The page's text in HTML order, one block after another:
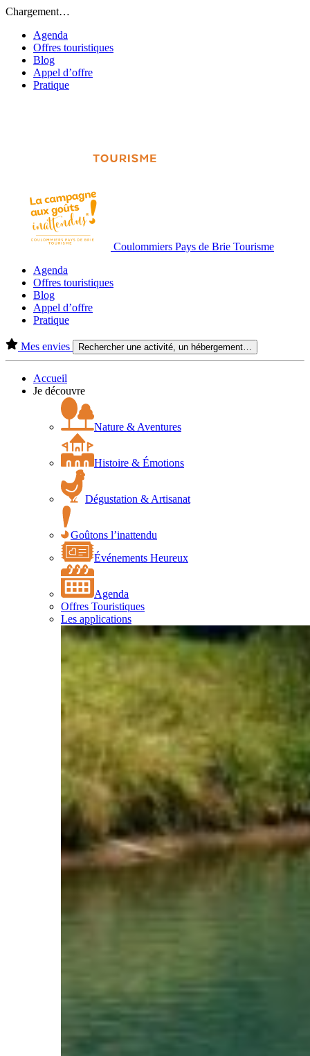
Chargement…
Agenda
Offres touristiques
Blog
Appel d’offre
Pratique
Coulommiers Pays de Brie Tourisme
Agenda
Offres touristiques
Blog
Appel d’offre
Pratique
Mes envies Rechercher une activité, un hébergement…
Accueil
Je découvre
Nature & Aventures
Histoire & Émotions
Dégustation & Artisanat
Goûtons l’inattendu
Événements Heureux
Agenda
Offres Touristiques
Les applications